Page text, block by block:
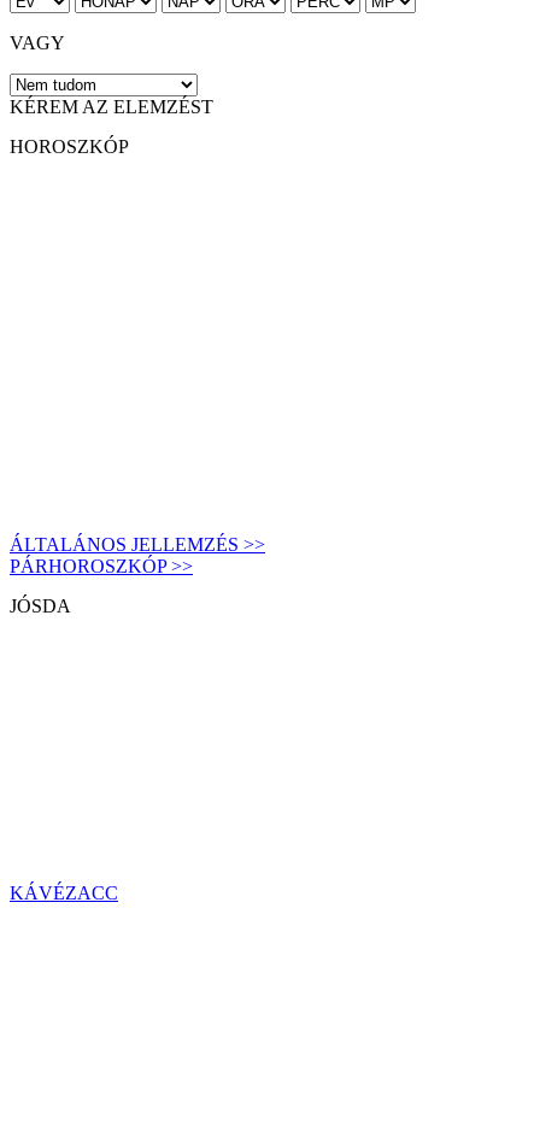
VAGY
KÉREM AZ ELEMZÉST
HOROSZKÓP
ÁLTALÁNOS JELLEMZÉS >>
PÁRHOROSZKÓP >>
JÓSDA
KÁVÉZACC